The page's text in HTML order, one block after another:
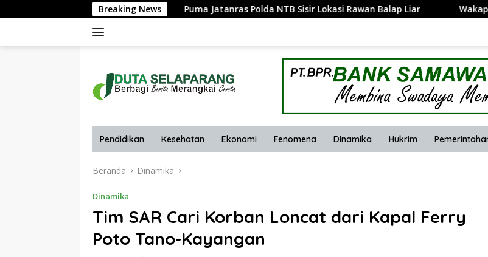
ke
Breaking News
Puma Jatanras Polda NTB Sisir Lokasi Rawan Balap Liar Wakapolda NTB Pimpin
Pendidikan Kesehatan Ekonomi Fenomena Dinamika Hukrim
Beranda Dinamika
Dinamika
Tim SAR Cari Korban Loncat dari Kapal Ferry
Poto Tano-Kayangan